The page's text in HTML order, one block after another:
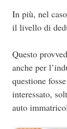
In più, nel
il livello di
Questo
anche per
questione
interessato,
auto